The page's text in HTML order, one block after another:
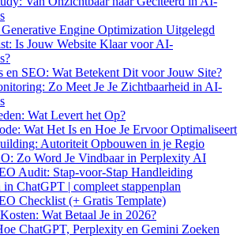
Engine Optimization Uitgelegd
Is Jouw Website Klaar voor AI-
en SEO: Wat Betekent Dit voor Jouw Site?
Zo Meet Je Je Zichtbaarheid in AI-
Wat Levert het Op?
Wat Het Is en Hoe Je Ervoor Optimaliseert
Autoriteit Opbouwen in je Regio
Zo Word Je Vindbaar in Perplexity AI
Audit: Stap-voor-Stap Handleiding
ChatGPT | compleet stappenplan
Checklist (+ Gratis Template)
Wat Betaal Je in 2026?
ChatGPT, Perplexity en Gemini Zoeken